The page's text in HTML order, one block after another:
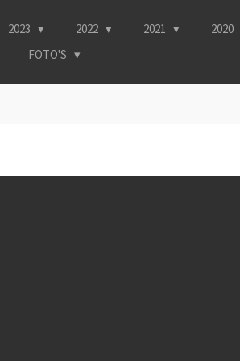
2023 2022 2021 2020
FOTO'S